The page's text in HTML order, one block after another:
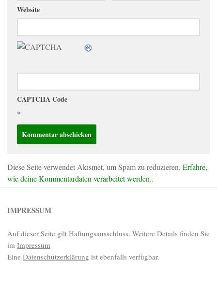
Website
CAPTCHA Code
*
Diese Seite verwendet Akismet, um Spam zu reduzieren. Erfahre,
wie deine Kommentardaten verarbeitet werden..
IMPRESSUM
Auf dieser Seite gilt Haftungsausschluss. Weitere Details finden Sie
im Impressum
Eine Datenschutzerklärung ist ebenfalls verfügbar.